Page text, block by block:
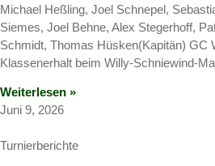
Michael Heßling, Joel Schnepel,
Siemes, Joel Behne, Alex Stegerhoff,
Schmidt, Thomas Hüsken(Kapitän) GC
Klassenerhalt beim Willy-Schniewind-
Weiterlesen »
Juni 9, 2026
Turnierberichte